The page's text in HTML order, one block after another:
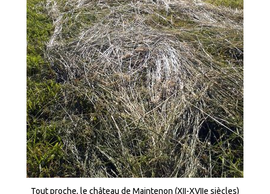
Tout proche, le château de Maintenon (XII-XVIIe siècles)